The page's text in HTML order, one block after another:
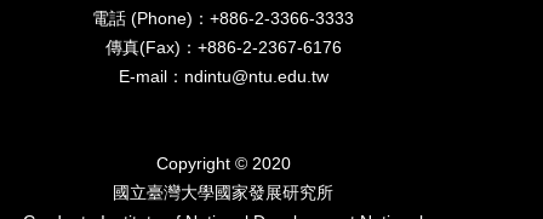
電話 (Phone)：+886-2-3366-3333
傳真(Fax)：+886-2-2367-6176
E-mail：ndintu@ntu.edu.tw
Copyright © 2020
國立臺灣⼤學國家發展研究所